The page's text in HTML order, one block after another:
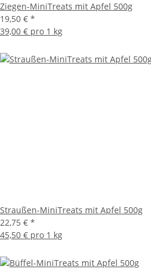
Ziegen-MiniTreats mit Apfel 500g
19,50 € *
39,00 € pro 1 kg
Straußen-MiniTreats mit Apfel 500g
22,75 € *
45,50 € pro 1 kg